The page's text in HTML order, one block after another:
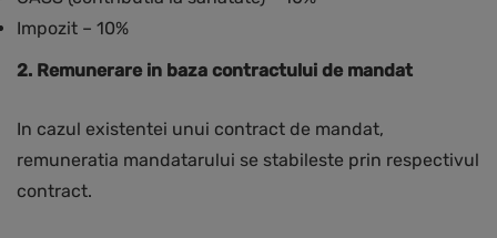
Impozit – 10%
2. Remunerare in baza contractului de mandat
In cazul existentei unui contract de mandat,
remuneratia mandatarului se stabileste prin respectivul
contract.